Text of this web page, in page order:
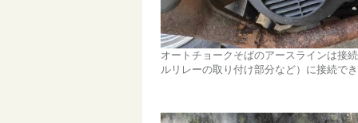
オートチョークそばのアースラインは接
ルリレーの取り付け部分など）に接続で